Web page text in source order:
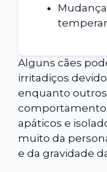
Alguns cães
irritadiços
enquanto
comportamento
apáticos e
muito da
e da gravidade